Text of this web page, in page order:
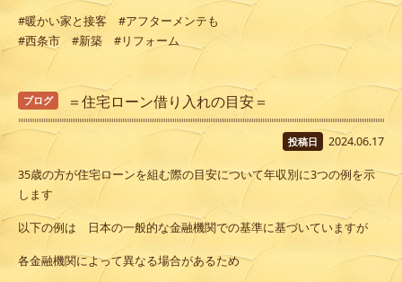
#暖かい家と接客 #アフターメンテも
#西条市 #新築 #リフォーム
ブログ ＝住宅ローン借り入れの目安＝
投稿日 2024.06.17
35歳の方が住宅ローンを組む際の目安について年収別に3つの例を示
します
以下の例は 日本の一般的な金融機関での基準に基づいていますが
各金融機関によって異なる場合があるため